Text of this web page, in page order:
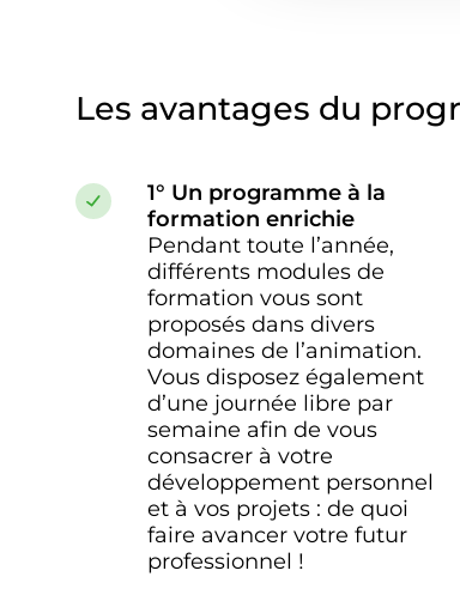
e
e
m
e
n
Les avantages du
1° Un programme à la
formation enrichie
Pendant toute l’année,
différents modules de
formation vous sont
proposés dans divers
domaines de l’animation.
Vous disposez également
d’une journée libre par
semaine afin de vous
consacrer à votre
développement personnel
et à vos projets : de quoi
faire avancer votre futur
professionnel !